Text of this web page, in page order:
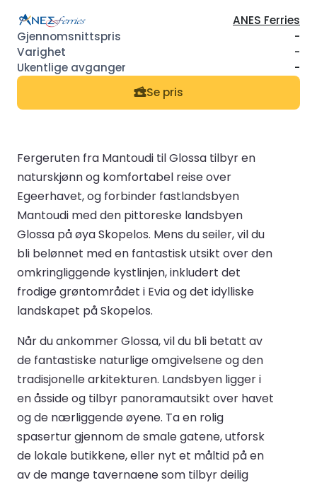
ANES Ferries
-
-
-
Se pris
Fergeruten fra Mantoudi til Glossa tilbyr en
naturskjønn og komfortabel reise over
Egeerhavet, og forbinder fastlandsbyen
Mantoudi med den pittoreske landsbyen
Glossa på øya Skopelos. Mens du seiler, vil du
bli belønnet med en fantastisk utsikt over den
omkringliggende kystlinjen, inkludert det
frodige grøntområdet i Evia og det idylliske
landskapet på Skopelos.
Når du ankommer Glossa, vil du bli betatt av
de fantastiske naturlige omgivelsene og den
tradisjonelle arkitekturen. Landsbyen ligger i
en åsside og tilbyr panoramautsikt over havet
og de nærliggende øyene. Ta en rolig
spasertur gjennom de smale gatene, utforsk
de lokale butikkene, eller nyt et måltid på en
av de mange tavernaene som tilbyr deilig